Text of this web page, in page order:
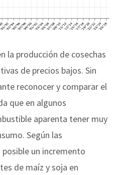
la producción de cosechas
de precios bajos. Sin
reconocer y comparar el
que en algunos
aparenta tener muy
Según las
un incremento
de maíz y soja en